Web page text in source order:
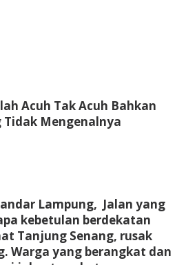
Acuh Tak Acuh Bahkan
Tidak Mengenalnya
Lampung, Jalan yang
kebetulan berdekatan
Tanjung Senang, rusak
Warga yang berangkat dan